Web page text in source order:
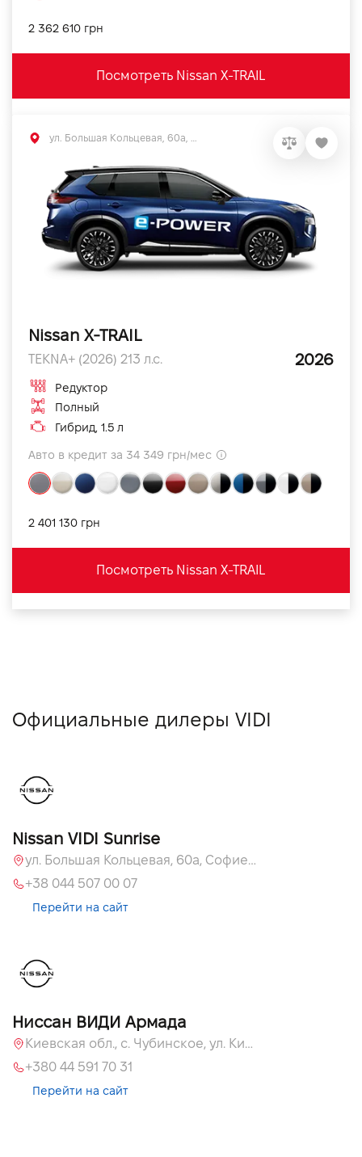
2 362 610 грн
Посмотреть Nissan X-TRAIL
Nissan X-TRAIL
TEKNA+ (2026) 213 л.с. 2026
Редуктор
Полный
Гибрид, 1.5 л
Авто в кредит за 34 349 грн/мес
2 401 130 грн
Посмотреть Nissan X-TRAIL
Официальные дилеры VIDI
Nissan VIDI Sunrise
ул. Большая Кольцевая, 60а, Софиевская Борщаговка, Киевская обл.
+38 044 507 00 07
Перейти на сайт
Ниссан ВИДИ Армада
Киевская обл., c. Чубинское, ул. Киевская, 55
+380 44 591 70 31
Перейти на сайт